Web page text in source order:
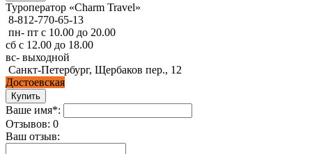
Туроператор «Charm Travel»
8-812-770-65-13
пн- пт с 10.00 до 20.00
сб с 12.00 до 18.00
вс- выходной
Санкт-Петербург, Щербаков пер., 12
Достоевская
Ваше имя*:
Отзывов: 0
Ваш отзыв: